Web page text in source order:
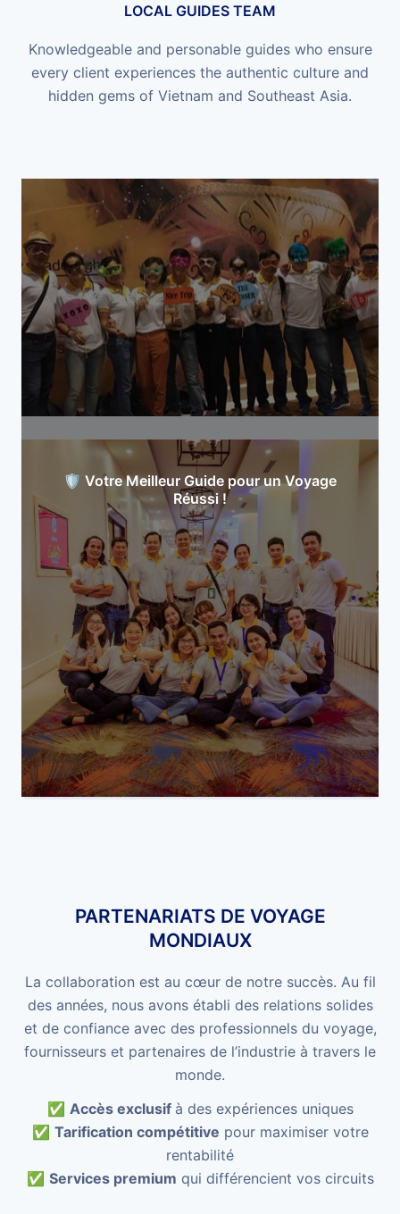
LOCAL GUIDES TEAM
Knowledgeable and personable guides who ensure
every client experiences the authentic culture and
hidden gems of Vietnam and Southeast Asia.
🛡️ Votre Meilleur Guide pour un Voyage
Réussi !
PARTENARIATS DE VOYAGE
MONDIAUX
La collaboration est au cœur de notre succès. Au fil
des années, nous avons établi des relations solides
et de confiance avec des professionnels du voyage,
fournisseurs et partenaires de l’industrie à travers le
monde.
✅ Accès exclusif à des expériences uniques
✅ Tarification compétitive pour maximiser votre
rentabilité
✅ Services premium qui différencient vos circuits